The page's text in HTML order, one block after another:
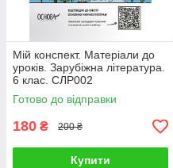
Мій конспект. Матеріали до
уроків. Зарубіжна література.
6 клас. СЛР002
Готово до відправки
180 ₴ 200 ₴
Купити